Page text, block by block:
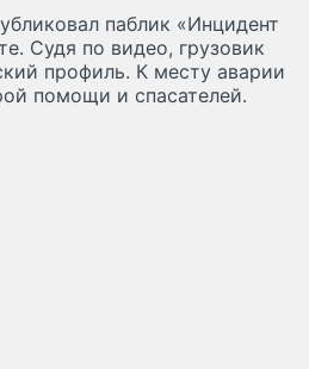
паблик «Инцидент
Судя по видео, грузовик
профиль. К месту аварии
помощи и спасателей.